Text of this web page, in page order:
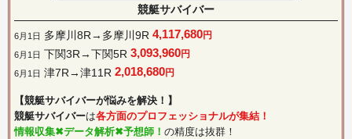
競艇サバイバー
6月1日 多摩川8R→多摩川9R 4,117,680円
6月1日 下関3R→下関5R 3,093,960円
6月1日 津7R→津11R 2,018,680円
【競艇サバイバーが悩みを解決！】
競艇サバイバーは各方面のプロフェッショナルが集結！
情報収集✖︎データ解析✖︎予想師！ の精度は抜群！